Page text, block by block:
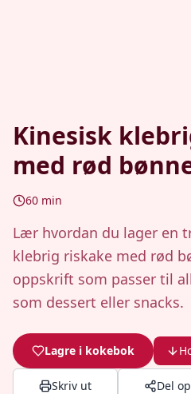
Kinesisk
med rød
60 min
Lær hvordan du lager en
klebrig riskake med rød
oppskrift som passer til
som dessert eller snacks.
Lagre i kokebok
Skriv ut Del